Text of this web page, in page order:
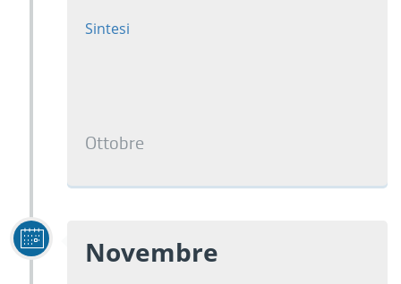
Sintesi
Ottobre
Novembre